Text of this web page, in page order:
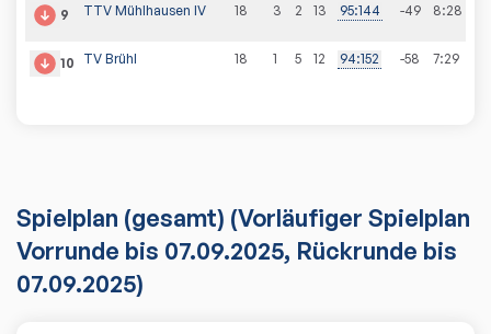
9 TTV Mühlhausen IV 18 3 2 13 95:144 -49 8:28
10 TV Brühl 18 1 5 12 94:152 -58 7:29
Spielplan (gesamt) (Vorläufiger Spielplan
Vorrunde bis 07.09.2025, Rückrunde bis
07.09.2025)